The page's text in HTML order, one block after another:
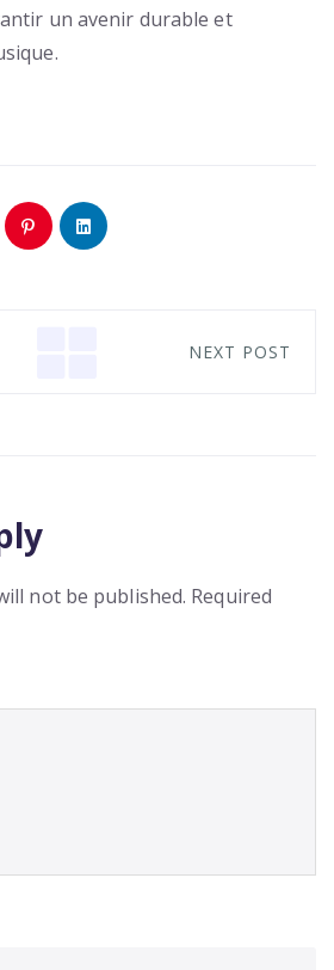
un avenir durable et
NEXT POST
not be published. Required